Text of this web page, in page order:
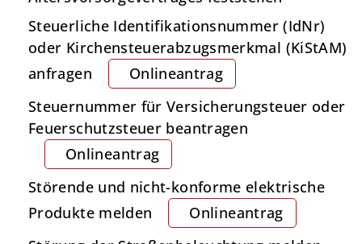
Steuerliche Identifikationsnummer (IdNr)
oder Kirchensteuerabzugsmerkmal (KiStAM)
anfragen
Onlineantrag
Steuernummer für Versicherungsteuer oder
Feuerschutzsteuer beantragen
Onlineantrag
Störende und nicht-konforme elektrische
Produkte melden
Onlineantrag